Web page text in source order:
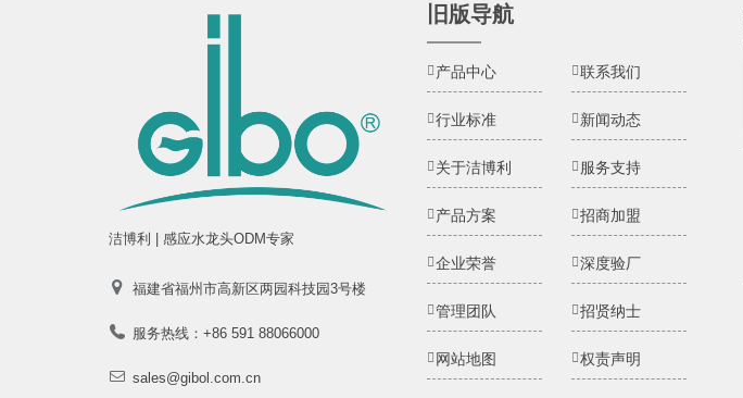
洁博利 | 感应水龙头ODM专家
福建省福州市高新区两园科技园3号楼
服务热线：+86 591 88066000
sales@gibol.com.cn
旧版导航
产品中心 联系我们
行业标准 新闻动态
关于洁博利 服务支持
产品方案 招商加盟
企业荣誉 深度验厂
管理团队 招贤纳士
网站地图 权责声明